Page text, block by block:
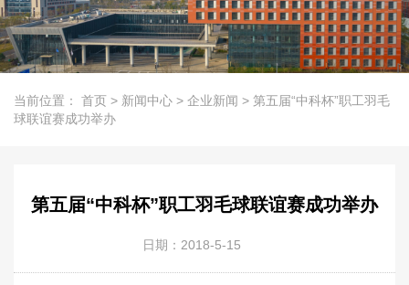
当前位置： 首页 > 新闻中心 > 企业新闻 > 第五届“中科杯”职工羽毛
球联谊赛成功举办
第五届“中科杯”职工羽毛球联谊赛成功举办
日期：2018-5-15